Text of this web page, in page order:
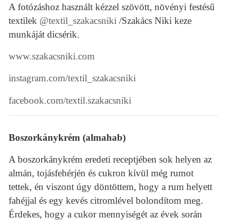
A fotózáshoz használt kézzel szövött, növényi festésű
textilek @textil_szakacsniki /Szakács Niki keze
munkáját dicsérik.
www.szakacsniki.com
instagram.com/textil_szakacsniki
facebook.com/textil.szakacsniki
Boszorkánykrém (almahab)
A boszorkánykrém eredeti receptjében sok helyen az
almán, tojásfehérjén és cukron kívül még rumot
tettek, én viszont úgy döntöttem, hogy a rum helyett
fahéjjal és egy kevés citromlével bolondítom meg.
Érdekes, hogy a cukor mennyiségét az évek során